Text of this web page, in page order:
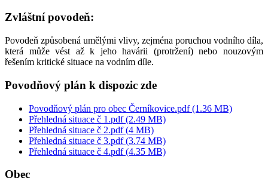
Zvláštní povodeň:
Povodeň způsobená umělými vlivy, zejména poruchou vodního díla,
která může vést až k jeho havárii (protržení) nebo nouzovým
řešením kritické situace na vodním díle.
Povodňový plán k dispozic zde
Povodňový plán pro obec Černíkovice.pdf (1.36 MB)
Přehledná situace č 1.pdf (2.49 MB)
Přehledná situace č 2.pdf (4 MB)
Přehledná situace č 3.pdf (3.74 MB)
Přehledná situace č 4.pdf (4.35 MB)
Obec